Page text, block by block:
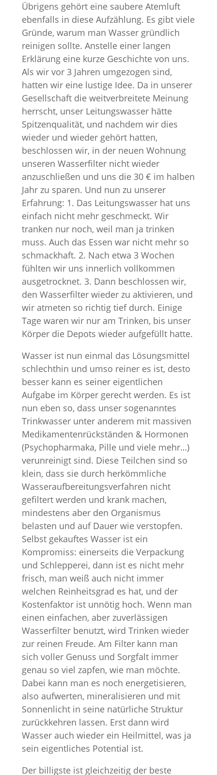
Übrigens gehört eine saubere Atemluft
ebenfalls in diese Aufzählung. Es gibt viele
Gründe, warum man Wasser gründlich
reinigen sollte. Anstelle einer langen
Erklärung eine kurze Geschichte von uns.
Als wir vor 3 Jahren umgezogen sind,
hatten wir eine lustige Idee. Da in unserer
Gesellschaft die weitverbreitete Meinung
herrscht, unser Leitungswasser hätte
Spitzenqualität, und nachdem wir dies
wieder und wieder gehört hatten,
beschlossen wir, in der neuen Wohnung
unseren Wasserfilter nicht wieder
anzuschließen und uns die 30 € im halben
Jahr zu sparen. Und nun zu unserer
Erfahrung: 1. Das Leitungswasser hat uns
einfach nicht mehr geschmeckt. Wir
tranken nur noch, weil man ja trinken
muss. Auch das Essen war nicht mehr so
schmackhaft. 2. Nach etwa 3 Wochen
fühlten wir uns innerlich vollkommen
ausgetrocknet. 3. Dann beschlossen wir,
den Wasserfilter wieder zu aktivieren, und
wir atmeten so richtig tief durch. Einige
Tage waren wir nur am Trinken, bis unser
Körper die Depots wieder aufgefüllt hatte.
Wasser ist nun einmal das Lösungsmittel
schlechthin und umso reiner es ist, desto
besser kann es seiner eigentlichen
Aufgabe im Körper gerecht werden. Es ist
nun eben so, dass unser sogenanntes
Trinkwasser unter anderem mit massiven
Medikamentenrückständen & Hormonen
(Psychopharmaka, Pille und viele mehr…)
verunreinigt sind. Diese Teilchen sind so
klein, dass sie durch herkömmliche
Wasseraufbereitungsverfahren nicht
gefiltert werden und krank machen,
mindestens aber den Organismus
belasten und auf Dauer wie verstopfen.
Selbst gekauftes Wasser ist ein
Kompromiss: einerseits die Verpackung
und Schlepperei, dann ist es nicht mehr
frisch, man weiß auch nicht immer
welchen Reinheitsgrad es hat, und der
Kostenfaktor ist unnötig hoch. Wenn man
einen einfachen, aber zuverlässigen
Wasserfilter benutzt, wird Trinken wieder
zur reinen Freude. Am Filter kann man
sich voller Genuss und Sorgfalt immer
genau so viel zapfen, wie man möchte.
Dabei kann man es noch energetisieren,
also aufwerten, mineralisieren und mit
Sonnenlicht in seine natürliche Struktur
zurückkehren lassen. Erst dann wird
Wasser auch wieder ein Heilmittel, was ja
sein eigentliches Potential ist.
Der billigste ist gleichzeitig der beste